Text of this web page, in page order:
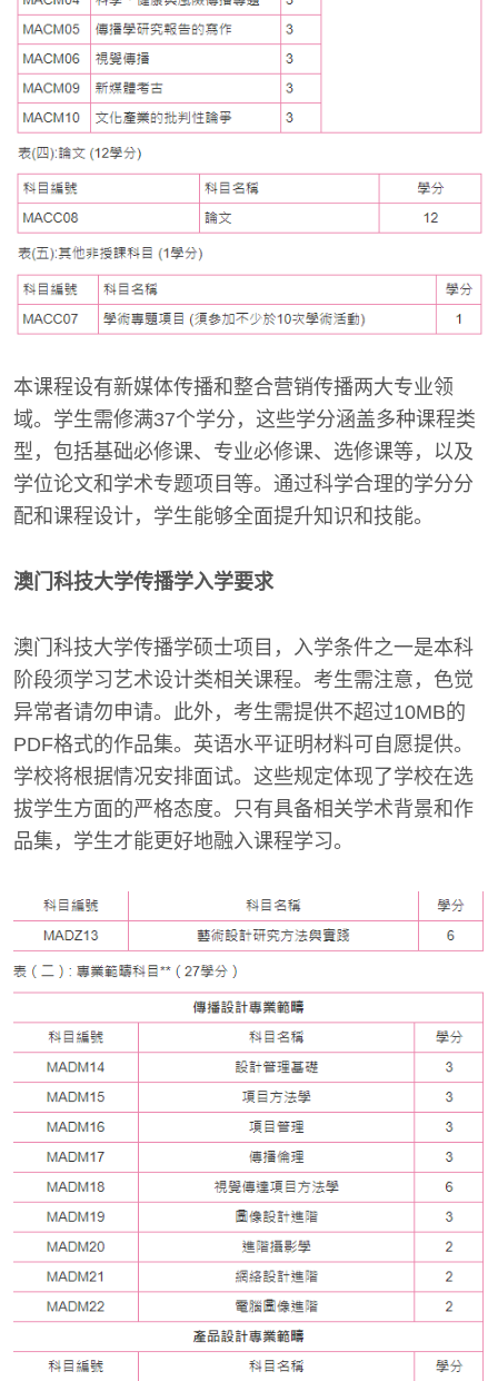
本课程设有新媒体传播和整合营销传播两大专业领
域。学生需修满37个学分，这些学分涵盖多种课程类
型，包括基础必修课、专业必修课、选修课等，以及
学位论文和学术专题项目等。通过科学合理的学分分
配和课程设计，学生能够全面提升知识和技能。
澳门科技大学传播学入学要求
澳门科技大学传播学硕士项目，入学条件之一是本科
阶段须学习艺术设计类相关课程。考生需注意，色觉
异常者请勿申请。此外，考生需提供不超过10MB的
PDF格式的作品集。英语水平证明材料可自愿提供。
学校将根据情况安排面试。这些规定体现了学校在选
拔学生方面的严格态度。只有具备相关学术背景和作
品集，学生才能更好地融入课程学习。